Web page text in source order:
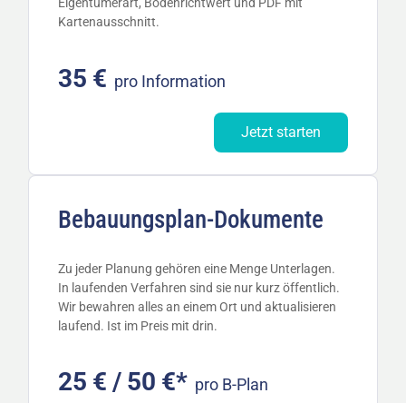
Eigentümerart, Bodenrichtwert und PDF mit
Kartenausschnitt.
35 € pro Information
Jetzt starten
Bebauungsplan-Dokumente
Zu jeder Planung gehören eine Menge Unterlagen.
In laufenden Verfahren sind sie nur kurz öffentlich.
Wir bewahren alles an einem Ort und aktualisieren
laufend. Ist im Preis mit drin.
25 € / 50 €* pro B-Plan